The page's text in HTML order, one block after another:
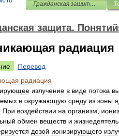
Гражданская защита. Понятийно-терминологический словарь
защита.
радиация
Перевод
радиация
излучение в виде потока
в окружающую среду из зоны
При воздействии на организм
обмен веществ и
дозой ионизирующего